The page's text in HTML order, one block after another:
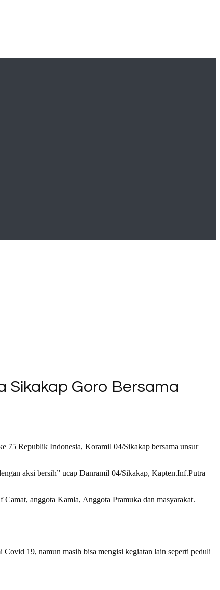
Sikakap Goro Bersama
75 Republik Indonesia, Koramil 04/Sikakap bersama unsur
aksi bersih” ucap Danramil 04/Sikakap, Kapten.Inf.Putra
anggota Kamla, Anggota Pramuka dan masyarakat.
19, namun masih bisa mengisi kegiatan lain seperti peduli